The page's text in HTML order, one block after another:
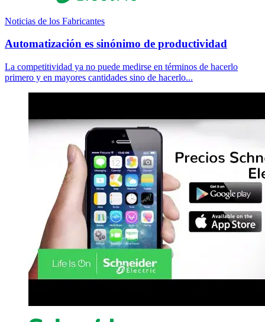
Noticias de los Fabricantes
Automatización es sinónimo de productividad
La competitividad ya no puede medirse en términos de hacerlo
primero y en mayores cantidades sino de hacerlo...